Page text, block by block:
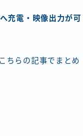
充電・映像出力が可
ちらの記事でまとめ